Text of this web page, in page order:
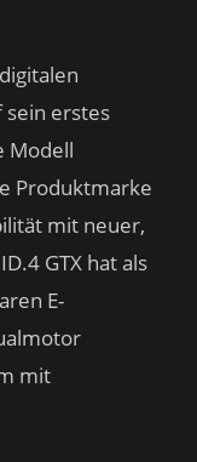
erstes
Modell
Produktmarke
mit neuer,
GTX hat als
E-
mit